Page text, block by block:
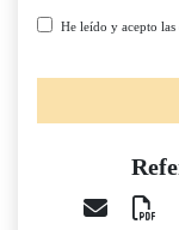
He leído y acepto